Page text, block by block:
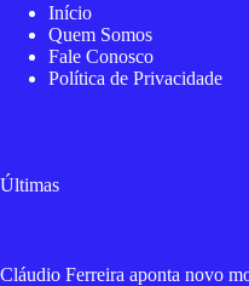
Início
Quem Somos
Fale Conosco
Política de Privacidade
Últimas
Cláudio Ferreira aponta novo